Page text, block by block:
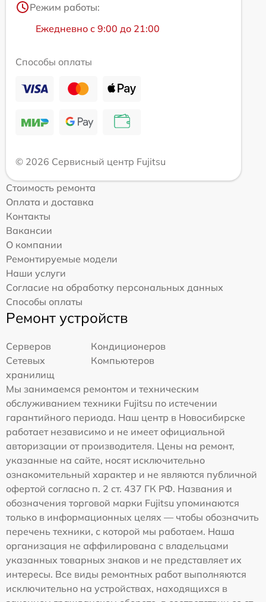
Режим работы:
Ежедневно с 9:00 до 21:00
Способы оплаты
© 2026 Сервисный центр Fujitsu
Стоимость ремонта
Оплата и доставка
Контакты
Вакансии
О компании
Ремонтируемые модели
Наши услуги
Согласие на обработку персональных данных
Способы оплаты
Ремонт устройств
Серверов
Кондиционеров
Сетевых
хранилищ
Компьютеров
Мы занимаемся ремонтом и техническим
обслуживанием техники Fujitsu по истечении
гарантийного периода. Наш центр в Новосибирске
работает независимо и не имеет официальной
авторизации от производителя. Цены на ремонт,
указанные на сайте, носят исключительно
ознакомительный характер и не являются публичной
офертой согласно п. 2 ст. 437 ГК РФ. Названия и
обозначения торговой марки Fujitsu упоминаются
только в информационных целях — чтобы обозначить
перечень техники, с которой мы работаем. Наша
организация не аффилирована с владельцами
указанных товарных знаков и не представляет их
интересы. Все виды ремонтных работ выполняются
исключительно на устройствах, находящихся в